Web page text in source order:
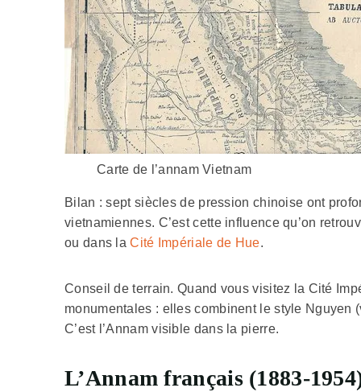
Carte de l’annam Vietnam
Bilan : sept siècles de pression chinoise ont
vietnamiennes. C’est cette influence qu’on
ou dans laCité Impériale de Hue.
Conseil de terrain. Quand vous visitez la Cité
monumentales : elles combinent le style
C’est l’Annam visible dans la pierre.
L’Annam français (1883-